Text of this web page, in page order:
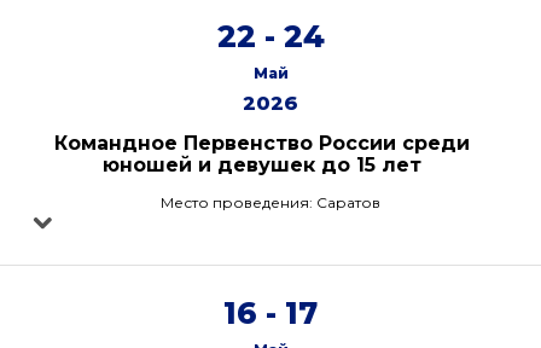
22 - 24
Май
2026
Командное Первенство России среди
юношей и девушек до 15 лет
Место проведения: Саратов
16 - 17